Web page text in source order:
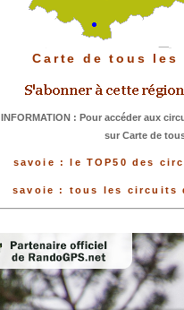
Carte de tous les
INFORMATION : Pour accéder aux
sur Carte de
savoie : le TOP50 des
savoie : tous les circuits